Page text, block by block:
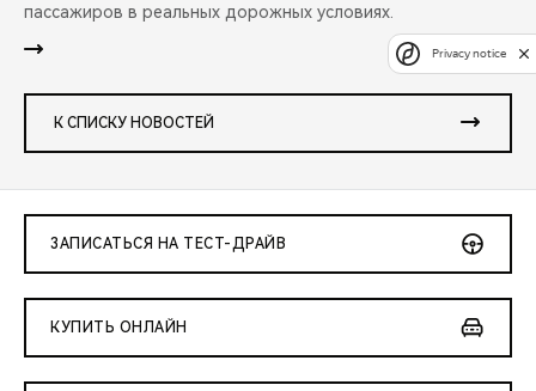
пассажиров в реальных дорожных условиях.
К СПИСКУ НОВОСТЕЙ
ЗАПИСАТЬСЯ НА ТЕСТ-ДРАЙВ
КУПИТЬ ОНЛАЙН
Privacy notice